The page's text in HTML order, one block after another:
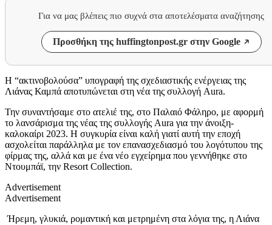
Για να μας βλέπεις πιο συχνά στα αποτελέσματα αναζήτησης
Προσθήκη της huffingtonpost.gr στην Google
Η “ακτινοβολούσα” υπογραφή της σχεδιαστικής ενέργειας της
Λιάνας Καμπά αποτυπώνεται στη νέα της συλλογή Aura.
Την συναντήσαμε στο ατελιέ της, στο Παλαιό Φάληρο, με αφορμή
το λανσάρισμα της νέας της συλλογής Aura για την άνοιξη-
καλοκαίρι 2023. Η συγκυρία είναι καλή γιατί αυτή την εποχή
ασχολείται παράλληλα με τον επανασχεδιασμό του λογότυπου της
φίρμας της, αλλά και με ένα νέο εγχείρημα που γεννήθηκε στο
Ντουμπάϊ, την Resort Collection.
Advertisement
Advertisement
Ήρεμη, γλυκιά, ρομαντική και μετρημένη στα λόγια της, η Λιάνα